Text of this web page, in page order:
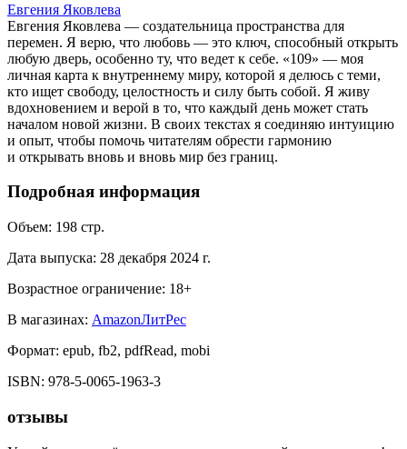
Евгения Яковлева
Евгения Яковлева — создательница пространства для
перемен. Я верю, что любовь — это ключ, способный открыть
любую дверь, особенно ту, что ведет к себе. «109» — моя
личная карта к внутреннему миру, которой я делюсь с теми,
кто ищет свободу, целостность и силу быть собой. Я живу
вдохновением и верой в то, что каждый день может стать
началом новой жизни. В своих текстах я соединяю интуицию
и опыт, чтобы помочь читателям обрести гармонию
и открывать вновь и вновь мир без границ.
Подробная информация
Объем: 198 стр.
Дата выпуска: 28 декабря 2024 г.
Возрастное ограничение: 18+
В магазинах: AmazonЛитРес
Формат: epub, fb2, pdfRead, mobi
ISBN: 978-5-0065-1963-3
отзывы